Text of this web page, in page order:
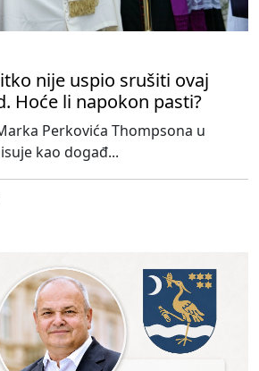
nije uspio srušiti ovaj
Hoće li napokon pasti?
Perkovića Thompsona u
kao događ...